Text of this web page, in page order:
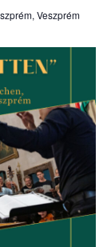
Veszprém